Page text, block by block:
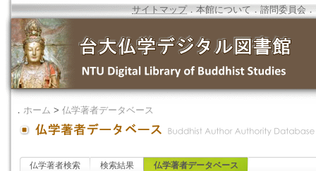
サイトマップ．本館について ．諮問委員会 ．
． ホーム > 仏学著者データベース
仏学著者検索 検索結果 仏学著者データベース